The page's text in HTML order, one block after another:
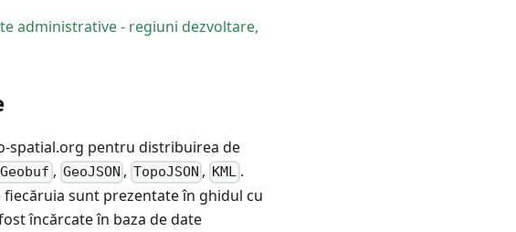
administrative - regiuni dezvoltare,
spatial.org pentru distribuirea de
, GeoJSON , TopoJSON , KML .
sunt prezentate în ghidul cu
încărcate în baza de date